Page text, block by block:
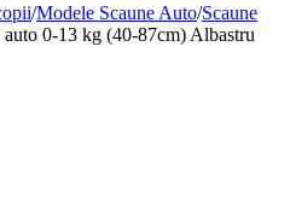
/Modele Scaune Auto/Scaune
auto 0-13 kg (40-87cm) Albastru